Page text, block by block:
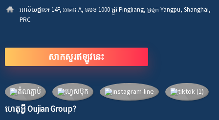
អាស័យដ្ឋាន៖ 14F, អាគារ A, លេខ 1000 ផ្លូវ Pingliang, ស្រុក Yangpu, Shanghai,
PRC
សាកសួរឥឡូវនេះ
ហេតុអ្វី Oujian Group?